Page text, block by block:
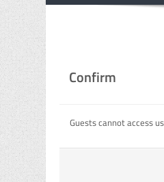
Confirm
Guests cannot access